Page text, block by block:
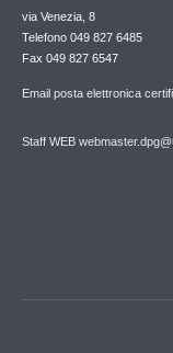
via Venezia, 8
Telefono 049 827 6485
Fax 049 827 6547
Email posta elettronica
Staff WEB